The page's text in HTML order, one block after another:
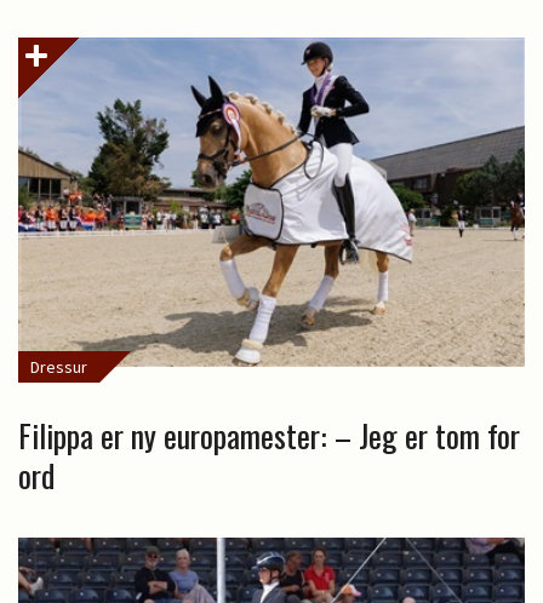
Dressur
Filippa er ny europamester: – Jeg er tom for
ord